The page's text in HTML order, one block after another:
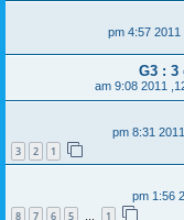
G3 :
2
3
…
5
6
7
8